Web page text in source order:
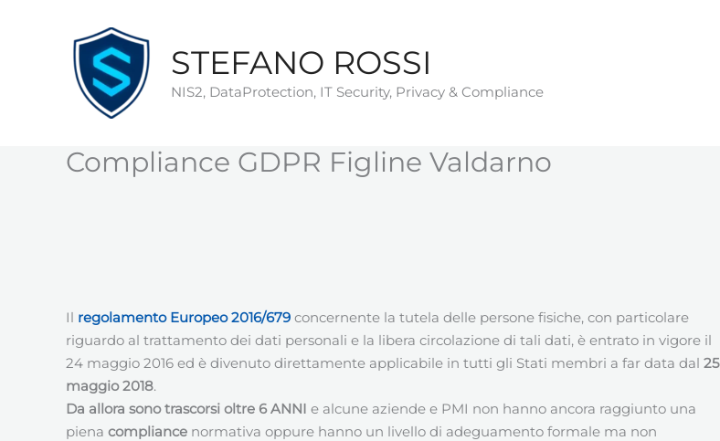
STEFANO ROSSI
NIS2, DataProtection, IT Security, Privacy & Compliance
Compliance GDPR Figline Valdarno
Il regolamento Europeo2016/679 concernente la tutela delle persone fisiche, con particolare
riguardo al trattamento dei dati personali e la libera circolazione di tali dati, è entrato in vigore il
24 maggio 2016 ed è divenuto direttamente applicabile in tutti gli Stati membri a far data dal 25
maggio 2018.
Da allora sono trascorsi oltre 6 ANNI e alcune aziende e PMI non hanno ancora raggiunto una
piena compliance normativa oppure hanno un livello di adeguamento formale ma non